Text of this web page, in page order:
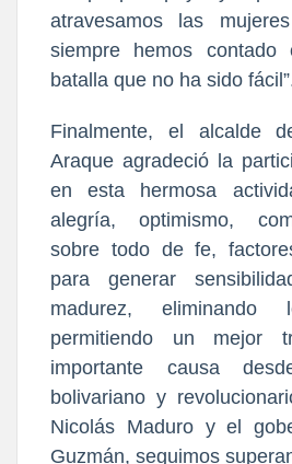
atravesamos las
siempre hemos contado
batalla que no ha sido
Finalmente, el alcalde
Araque agradeció la
en esta hermosa
alegría, optimismo,
sobre todo de fe,
para generar
madurez,
permitiendo un mejor
importante causa
bolivariano y
Nicolás Maduro y el
Guzmán, seguimos